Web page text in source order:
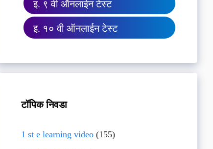
इ. ९ वी ऑनलाईन टेस्ट
इ. १० वी ऑनलाईन टेस्ट
टॉपिक निवडा
1 st e learning video(155)